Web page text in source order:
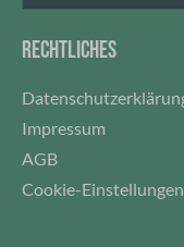
RECHTLICHES
Impressum
AGB
Cookie-Einstellungen